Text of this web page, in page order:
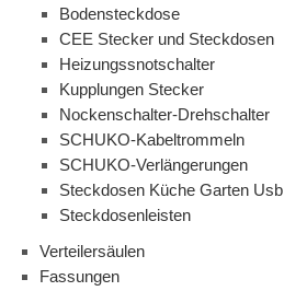
Bodensteckdose
CEE Stecker und Steckdosen
Heizungssnotschalter
Kupplungen Stecker
Nockenschalter-Drehschalter
SCHUKO-Kabeltrommeln
SCHUKO-Verlängerungen
Steckdosen Küche Garten Usb
Steckdosenleisten
Verteilersäulen
Fassungen